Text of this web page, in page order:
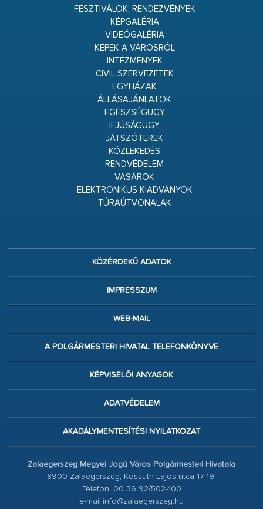
FESZTIVÁLOK, RENDEZVÉNYEK
KÉPGALÉRIA
VIDEÓGALÉRIA
KÉPEK A VÁROSRÓL
INTÉZMÉNYEK
CIVIL SZERVEZETEK
EGYHÁZAK
ÁLLÁSAJÁNLATOK
EGÉSZSÉGÜGY
IFJÚSÁGÜGY
JÁTSZÓTEREK
KÖZLEKEDÉS
RENDVÉDELEM
VÁSÁROK
ELEKTRONIKUS KIADVÁNYOK
TÚRAÚTVONALAK
KÖZÉRDEKŰ ADATOK
IMPRESSZUM
WEB-MAIL
A POLGÁRMESTERI HIVATAL TELEFONKÖNYVE
KÉPVISELŐI ANYAGOK
ADATVÉDELEM
AKADÁLYMENTESÍTÉSI NYILATKOZAT
Zalaegerszeg Megyei Jogú Város Polgármesteri Hivatala
8900 Zalaegerszeg, Kossuth Lajos utca 17-19.
Telefon: 00 36 92/502-100
e-mail:info@zalaegerszeg.hu